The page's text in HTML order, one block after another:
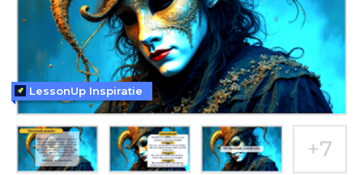
LessonUp Inspiratie